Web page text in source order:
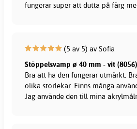
fungerar super att dutta på färg
(5 av 5) av Sofia
Stöppelsvamp ø 40 mm - vit (8056)
Bra att ha den fungerar utmärkt.
olika storlekar. Finns många
Jag använde den till mina